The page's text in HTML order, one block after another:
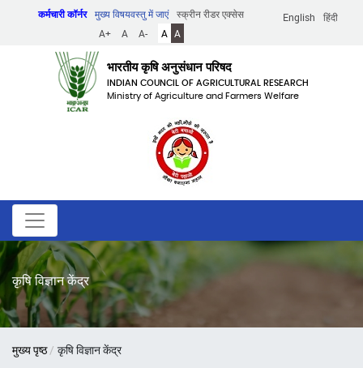
English हिंदी
कर्मचारी कॉर्नर मुख्य विषयवस्तु में जाएं
स्क्रीन रीडर एक्सेस
A+
A A- A A
भारतीय कृषि अनुसंधान परिषद
INDIAN COUNCIL OF AGRICULTURAL RESEARCH
Ministry of Agriculture and Farmers Welfare
कृषि विज्ञान केंद्र
पग
मुख्य पृष्ठ कृषि विज्ञान केंद्र